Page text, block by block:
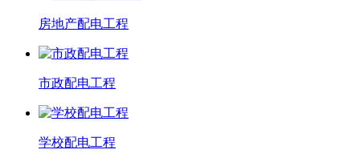
房地产配电工程
市政配电工程
学校配电工程